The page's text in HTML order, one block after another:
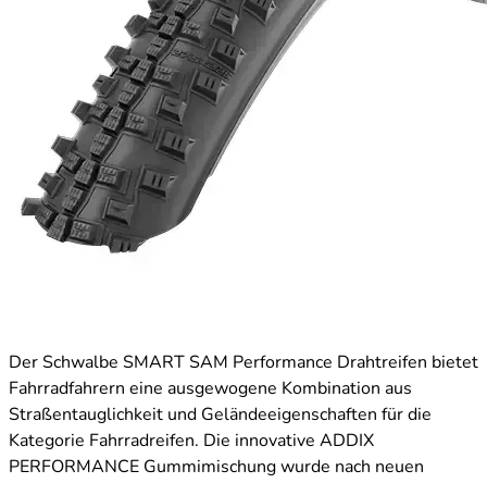
Der Schwalbe SMART SAM Performance Drahtreifen bietet
Fahrradfahrern eine ausgewogene Kombination aus
Straßentauglichkeit und Geländeeigenschaften für die
Kategorie Fahrradreifen. Die innovative ADDIX
PERFORMANCE Gummimischung wurde nach neuen